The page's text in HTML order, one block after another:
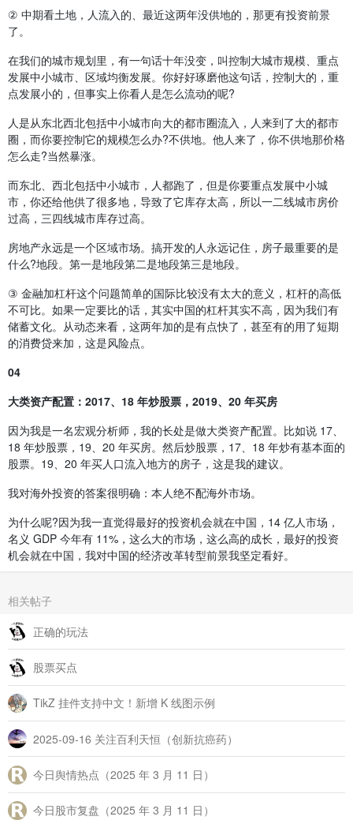
② 中期看土地，人流入的、最近这两年没供地的，那更有投资前景
了。
在我们的城市规划里，有一句话十年没变，叫控制大城市规模、重点
发展中小城市、区域均衡发展。你好好琢磨他这句话，控制大的，重
点发展小的，但事实上你看人是怎么流动的呢?
人是从东北西北包括中小城市向大的都市圈流入，人来到了大的都市
圈，而你要控制它的规模怎么办?不供地。他人来了，你不供地那价格
怎么走?当然暴涨。
而东北、西北包括中小城市，人都跑了，但是你要重点发展中小城
市，你还给他供了很多地，导致了它库存太高，所以一二线城市房价
过高，三四线城市库存过高。
房地产永远是一个区域市场。搞开发的人永远记住，房子最重要的是
什么?地段。第一是地段第二是地段第三是地段。
③ 金融加杠杆这个问题简单的国际比较没有太大的意义，杠杆的高低
不可比。如果一定要比的话，其实中国的杠杆其实不高，因为我们有
储蓄文化。从动态来看，这两年加的是有点快了，甚至有的用了短期
的消费贷来加，这是风险点。
04
大类资产配置：2017、18 年炒股票，2019、20 年买房
因为我是一名宏观分析师，我的长处是做大类资产配置。比如说 17、
18 年炒股票，19、20 年买房。然后炒股票，17、18 年炒有基本面的
股票。19、20 年买人口流入地方的房子，这是我的建议。
我对海外投资的答案很明确：本人绝不配海外市场。
为什么呢?因为我一直觉得最好的投资机会就在中国，14 亿人市场，
名义 GDP 今年有 11%，这么大的市场，这么高的成长，最好的投资
机会就在中国，我对中国的经济改革转型前景我坚定看好。
相关帖子
正确的玩法
股票买点
TikZ 挂件支持中文！新增 K 线图示例
2025-09-16 关注百利天恒（创新抗癌药）
今日舆情热点（2025 年 3 月 11 日）
今日股市复盘（2025 年 3 月 11 日）